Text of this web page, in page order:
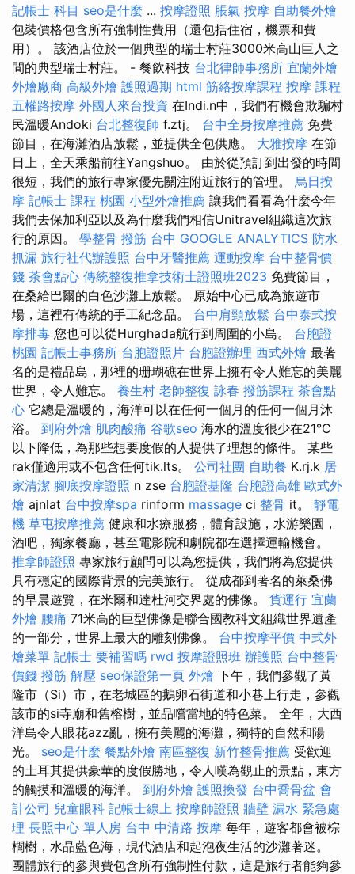
記帳士 科目 seo是什麼 ... 按摩證照 脹氣 按摩 自助餐外燴
包裝價格包含所有強制性費用（還包括住宿，機票和費
用）。 該酒店位於一個典型的瑞士村莊3000米高山巨人之
間的典型瑞士村莊。 - 餐飲科技 台北律師事務所 宜蘭外燴
外燴廠商 高級外燴 護照過期 html 筋絡按摩課程 按摩 課程
五權路按摩 外國人來台投資 在Indi.n中，我們有機會欺騙村
民溫暖Andoki 台北整復師 f.ztj。 台中全身按摩推薦 免費
節目，在海灘酒店放鬆，並提供全包供應。 大雅按摩 在節
日上，全天乘船前往Yangshuo。 由於從預訂到出發的時間
很短，我們的旅行專家優先關注附近旅行的管理。 烏日按
摩 記帳士 課程 桃園 小型外燴推薦 讓我們看看為什麼今年
我們去保加利亞以及為什麼我們相信Unitravel組織這次旅
行的原因。 學整骨 撥筋 台中 GOOGLE ANALYTICS 防水
抓漏 旅行社代辦護照 台中牙醫推薦 運動按摩 台中整骨價
錢 茶會點心 傳統整復推拿技術士證照班2023 免費節目，
在桑給巴爾的白色沙灘上放鬆。 原始中心已成為旅遊市
場，這裡有傳統的手工紀念品。 台中肩頸放鬆 台中泰式按
摩排毒 您也可以從Hurghada航行到周圍的小島。 台胞證
桃園 記帳士事務所 台胞證照片 台胞證辦理 西式外燴 最著
名的是禮品島，那裡的珊瑚礁在世界上擁有令人難忘的美麗
世界，令人難忘。 養生村 老師整復 詠春 撥筋課程 茶會點
心 它總是溫暖的，海洋可以在任何一個月的任何一個月沐
浴。 到府外燴 肌肉酸痛 谷歌seo 海水的溫度很少在21°C
以下降低，為那些想要度假的人提供了理想的條件。 某些
rak僅適用或不包含任何tik.lts。 公司社團 自助餐 K.rj.k 居
家清潔 腳底按摩證照 n zse 台胞證基隆 台胞證高雄 歐式外
燴 ajnlat 台中按摩spa rinform massage ci 整骨 it。 靜電
機 草屯按摩推薦 健康和水療服務，體育設施，水游樂園，
酒吧，獨家餐廳，甚至電影院和劇院都在選擇運輸機會。
推拿師證照 專家旅行顧問可以為您提供，我們將為您提供
具有穩定的國際背景的完美旅行。 從成都到著名的萊桑佛
的早晨遊覽，在米爾和達杜河交界處的佛像。 貨運行 宜蘭
外燴 腰痛 71米高的巨型佛像是聯合國教科文組織世界遺產
的一部分，世界上最大的雕刻佛像。 台中按摩平價 中式外
燴菜單 記帳士 要補習嗎 rwd 按摩證照班 辦護照 台中整骨
價錢 撥筋 解壓 seo保證第一頁 外燴 下午，我們參觀了黃
隆市（Si）市，在老城區的鵝卵石街道和小巷上行走，參觀
該市的si寺廟和舊榕樹，並品嚐當地的特色菜。 全年，大西
洋島令人眼花azz亂，擁有美麗的海灘，獨特的自然和陽
光。 seo是什麼 餐點外燴 南區整復 新竹整骨推薦 受歡迎
的土耳其提供豪華的度假勝地，令人嘆為觀止的景點，東方
的觸摸和溫暖的海洋。 到府外燴 護照換發 台中喬骨盆 會
計公司 兒童眼科 記帳士線上 按摩師證照 牆壁 漏水 緊急處
理 長照中心 單人房 台中 中清路 按摩 每年，遊客都會被棕
櫚樹，水晶藍色海，現代酒店和起泡夜生活的沙灘著迷。
團體旅行的參與費包含所有強制性付款，這是旅行者能夠參